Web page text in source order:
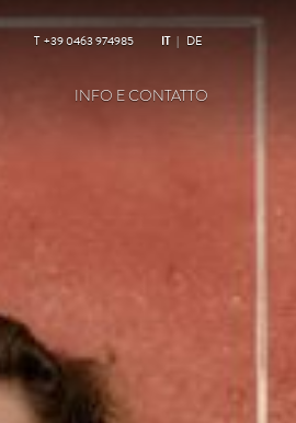
T+39 0463 974985 IT DE
INFO E CONTATTO